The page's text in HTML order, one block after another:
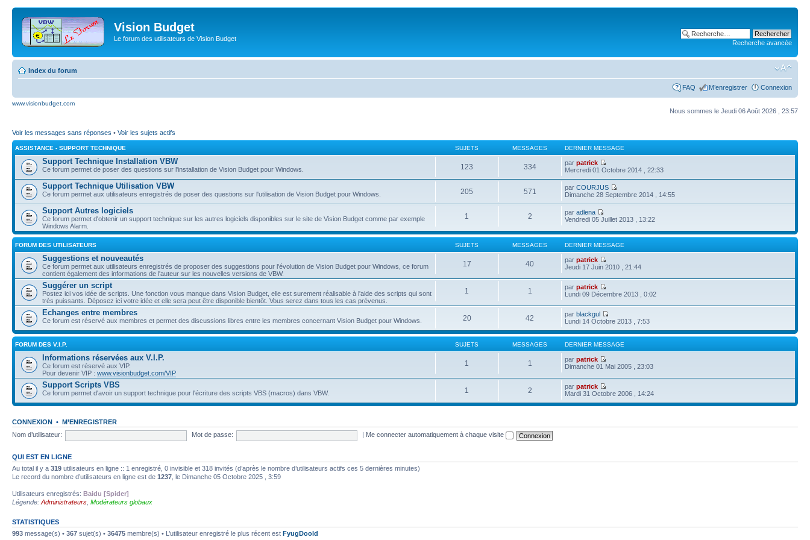
Vision Budget
Le forum des utilisateurs de Vision Budget
Recherche avancée
Index du forum
FAQ M’enregistrer Connexion
www.visionbudget.com
Nous sommes le Jeudi 06 Août 2026 , 23:57
Voir les messages sans réponses • Voir les sujets actifs
ASSISTANCE - SUPPORT TECHNIQUE SUJETS MESSAGES DERNIER MESSAGE
Support Technique Installation VBW
Ce forum permet de poser des questions sur l'installation de Vision Budget pour Windows. 123 334 parpatrick
Mercredi 01 Octobre 2014 , 22:33
Support Technique Utilisation VBW
Ce forum permet aux utilisateurs enregistrés de poser des questions sur l'utilisation de Vision Budget pour Windows. 205 571 parCOURJUS
Dimanche 28 Septembre 2014 , 14:55
Support Autres logiciels
Ce forum permet d'obtenir un support technique sur les autres logiciels disponibles sur le site de Vision Budget comme par exemple
Windows Alarm.
1 2 paradlena
Vendredi 05 Juillet 2013 , 13:22
FORUM DES UTILISATEURS SUJETS MESSAGES DERNIER MESSAGE
Suggestions et nouveautés
Ce forum permet aux utilisateurs enregistrés de proposer des suggestions pour l'évolution de Vision Budget pour Windows, ce forum
contient également des informations de l'auteur sur les nouvelles versions de VBW.
17 40 parpatrick
Jeudi 17 Juin 2010 , 21:44
Suggérer un script
Postez ici vos idée de scripts. Une fonction vous manque dans Vision Budget, elle est surement réalisable à l'aide des scripts qui sont
très puissants. Déposez ici votre idée et elle sera peut être disponible bientôt. Vous serez dans tous les cas prévenus.
1 1 parpatrick
Lundi 09 Décembre 2013 , 0:02
Echanges entre membres
Ce forum est réservé aux membres et permet des discussions libres entre les membres concernant Vision Budget pour Windows. 20 42 parblackgul
Lundi 14 Octobre 2013 , 7:53
FORUM DES V.I.P. SUJETS MESSAGES DERNIER MESSAGE
Informations réservées aux V.I.P.
Ce forum est réservé aux VIP.
Pour devenir VIP : www.visionbudget.com/VIP
1 1 parpatrick
Dimanche 01 Mai 2005 , 23:03
Support Scripts VBS
Ce forum permet d'avoir un support technique pour l'écriture des scripts VBS (macros) dans VBW. 1 2 parpatrick
Mardi 31 Octobre 2006 , 14:24
CONNEXION • M’ENREGISTRER
Nom d’utilisateur:
Mot de passe: Me connecter automatiquement à chaque visite
QUI EST EN LIGNE
Au total il y a 319 utilisateurs en ligne :: 1 enregistré, 0 invisible et 318 invités (d’après le nombre d’utilisateurs actifs ces 5 dernières minutes)
Le record du nombre d’utilisateurs en ligne est de 1237 , le Dimanche 05 Octobre 2025 , 3:59
Utilisateurs enregistrés: Baidu [Spider]
Légende: Administrateurs Modérateurs globaux
STATISTIQUES
993 message(s) • 367 sujet(s) • 36475 membre(s) • L’utilisateur enregistré le plus récent est FyugDoold